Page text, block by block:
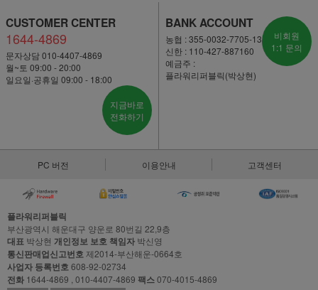
CUSTOMER CENTER
1644-4869
문자상담 010-4407-4869
월~토 09:00 - 20:00
일요일·공휴일 09:00 - 18:00
지금바로
전화하기
BANK ACCOUNT
농협 : 355-0032-7705-13
신한 : 110-427-887160
예금주 :
플라워리퍼블릭(박상현)
비회원
1:1 문의
PC 버전 이용안내 고객센터
플라워리퍼블릭
부산광역시 해운대구 양운로 80번길 22,9층
대표 박상현 개인정보 보호 책임자 박신영
통신판매업신고번호제2014-부산해운-0664호
사업자 등록번호608-92-02734
전화 1644-4869 , 010-4407-4869 팩스070-4015-4869